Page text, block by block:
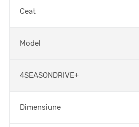
Ceat
Model
4SEASONDRIVE+
Dimensiune